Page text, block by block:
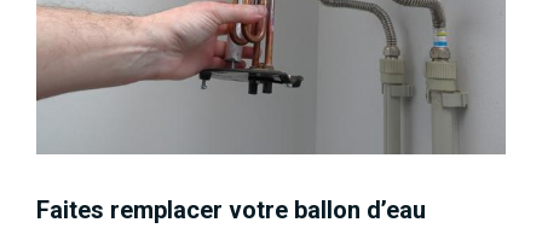
Faites remplacer votre ballon d’eau